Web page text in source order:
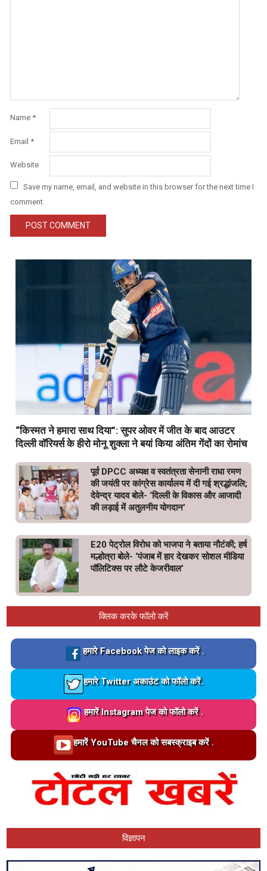
Name *
Email *
Website
Save my name, email, and website in this browser for the next time I
comment.
“किस्मत ने हमारा साथ दिया”: सुपर ओवर में जीत के बाद आउटर
दिल्ली वॉरियर्स के हीरो मोनू शुक्ला ने बयां किया अंतिम गेंदों का रोमांच
पूर्व DPCC अध्यक्ष व स्वतंत्रता सेनानी राधा रमण
की जयंती पर कांग्रेस कार्यालय में दी गई श्रद्धांजलि;
देवेन्द्र यादव बोले- ‘दिल्ली के विकास और आजादी
की लड़ाई में अतुलनीय योगदान’
E20 पेट्रोल विरोध को भाजपा ने बताया नौटंकी; हर्ष
मल्होत्रा बोले- ‘पंजाब में हार देखकर सोशल मीडिया
पॉलिटिक्स पर लौटे केजरीवाल’
क्लिक करके फॉलो करें
Loading…
हमारे Facebook पेज को लाइक करें .
Loading…
हमारे Twitter अकाउंट को फॉलो करें.
Loading…
हमारें Instagram पेज को फॉलो करें .
Loading…हमारें YouTube चैनल को सबस्क्राइब करें .
विज्ञापन